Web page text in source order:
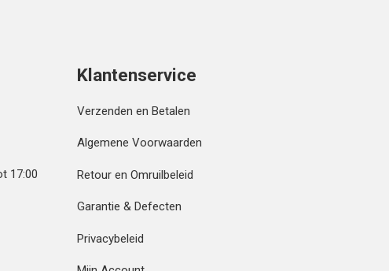
17:00
Klantenservice
Verzenden en Betalen
Algemene Voorwaarden
Retour en Omruilbeleid
Garantie & Defecten
Privacybeleid